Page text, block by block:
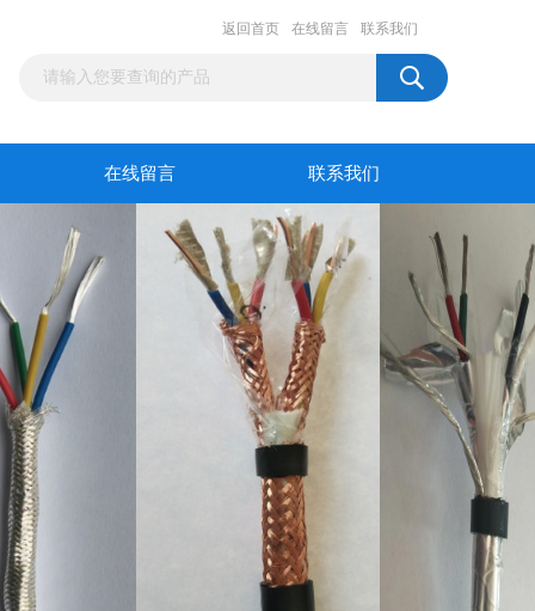
返回首页 在线留言 联系我们
在线留言 联系我们